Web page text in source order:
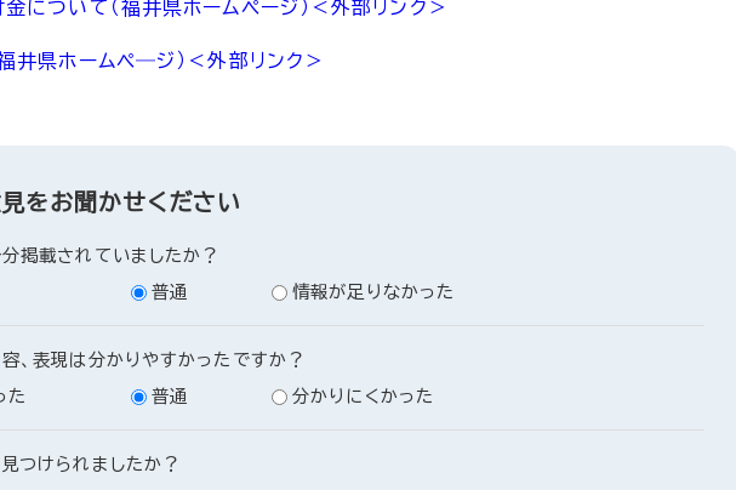
について（福井県ホームページ） ＜外部リンク＞
井県ホームペ―ジ） ＜外部リンク＞
をお聞かせください
掲載されていましたか？
普通 情報が足りなかった
、表現は分かりやすかったですか？
た
普通 分かりにくかった
つけられましたか？